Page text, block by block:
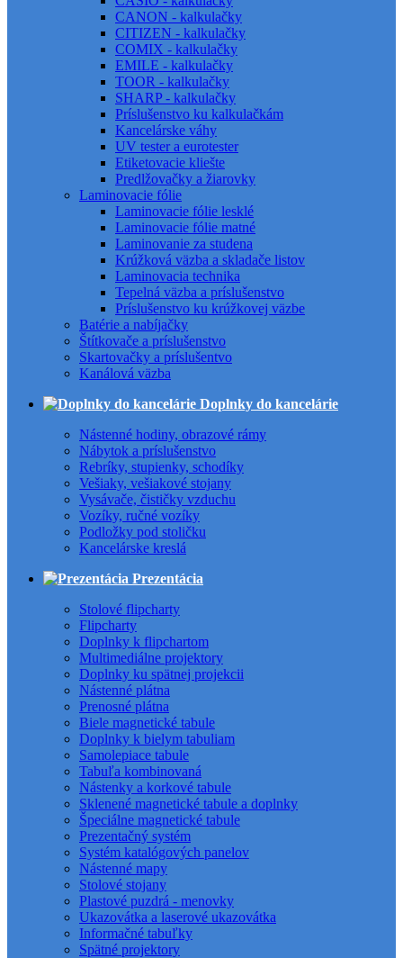
CANON - kalkulačky
CITIZEN - kalkulačky
COMIX - kalkulačky
EMILE - kalkulačky
TOOR - kalkulačky
SHARP - kalkulačky
Príslušenstvo ku kalkulačkám
Kancelárske váhy
UV tester a eurotester
Etiketovacie kliešte
Predlžovačky a žiarovky
Laminovacie fólie
Laminovacie fólie lesklé
Laminovacie fólie matné
Laminovanie za studena
Krúžková väzba a skladače listov
Laminovacia technika
Tepelná väzba a príslušenstvo
Príslušenstvo ku krúžkovej väzbe
Batérie a nabíjačky
Štítkovače a príslušenstvo
Skartovačky a príslušentvo
Kanálová väzba
Doplnky do kancelárie
Nástenné hodiny, obrazové rámy
Nábytok a príslušenstvo
Rebríky, stupienky, schodíky
Vešiaky, vešiakové stojany
Vysávače, čističky vzduchu
Vozíky, ručné vozíky
Podložky pod stoličku
Kancelárske kreslá
Prezentácia
Stolové flipcharty
Flipcharty
Doplnky k flipchartom
Multimediálne projektory
Doplnky ku spätnej projekcii
Nástenné plátna
Prenosné plátna
Biele magnetické tabule
Doplnky k bielym tabuliam
Samolepiace tabule
Tabuľa kombinovaná
Nástenky a korkové tabule
Sklenené magnetické tabule a doplnky
Špeciálne magnetické tabule
Prezentačný systém
Systém katalógových panelov
Nástenné mapy
Stolové stojany
Plastové puzdrá - menovky
Ukazovátka a laserové ukazovátka
Informačné tabuľky
Spätné projektory